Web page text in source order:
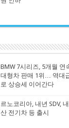
BMW 7시리즈, 5개월 연
대형차 판매 1위… 역대
로 상승세 이어간다
르노코리아, 내년 SDV,
산 전기차 등 출시